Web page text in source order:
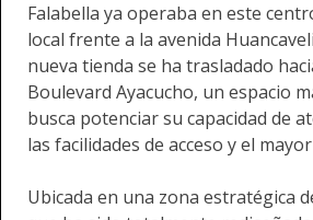
Falabella ya operaba en este
local frente a la avenida
nueva tienda se ha trasladado
Boulevard Ayacucho, un espacio
busca potenciar su capacidad de
las facilidades de acceso y el
Ubicada en una zona estratégica